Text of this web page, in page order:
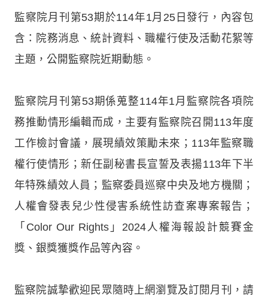
監察院月刊第53期於114年1月25日發行，內容包
含：院務消息、統計資料、職權行使及活動花絮等
主題，公開監察院近期動態。
監察院月刊第53期係蒐整114年1月監察院各項院
務推動情形編輯而成，主要有監察院召開113年度
工作檢討會議，展現績效策勵未來；113年監察職
權行使情形；新任副秘書長宣誓及表揚113年下半
年特殊績效人員；監察委員巡察中央及地方機關；
人權會發表兒少性侵害系統性訪查案專案報告；
「Color Our Rights」2024人權海報設計競賽金
獎、銀獎獲獎作品等內容。
監察院誠摯歡迎民眾隨時上網瀏覽及訂閱月刊，請